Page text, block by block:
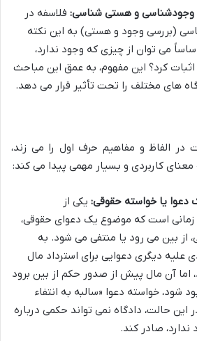
و هستی شناسی: فلاسفه در
(بررسی وجود و هستی) به این نکته
می توان از چیزی که وجود ندارد،
اثبات کرد؟ این مفهوم، به عمق این مباحث
های مختلف را تحت تأثیر قرار می دهد.
در الفاظ و مفاهیم حرف اول را می زند،
معنای کاربردی و بسیار مهمی پیدا می کند:
یا خواسته حقوقی: یکی از
زمانی است که موضوع یک دعوای حقوقی،
از بین می رود یا منتفی می شود. به
علیه دیگری دعوایی برای استرداد مال
آن مال پیش از صدور حکم از بین برود
شود، خواسته دعوا «سالبه به انتفاء
حالت، دادگاه نمی تواند حکمی درباره
صادر کند.